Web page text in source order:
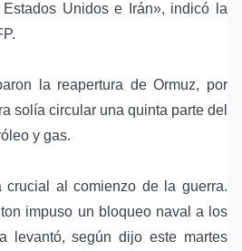
Unidos e Irán», indicó la
la reapertura de Ormuz, por
solía circular una quinta parte del
y gas.
crucial al comienzo de la guerra.
impuso un bloqueo naval a los
levantó, según dijo este martes